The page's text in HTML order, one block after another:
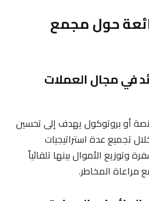
حول مجمع
في مجال العملات
أو بروتوكول يهدف إلى تحسين
تجميع عدة استراتيجيات
وتوزيع الأموال بينها تلقائياً
المخاطر.